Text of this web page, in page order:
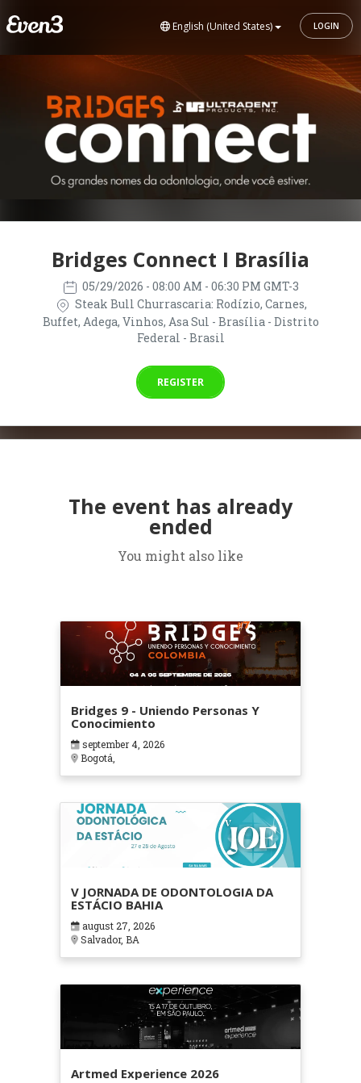
English (United States) LOGIN
Bridges Connect I Brasília
05/29/2026 - 08:00 AM - 06:30 PM GMT-3
Steak Bull Churrascaria: Rodízio, Carnes,
Buffet, Adega, Vinhos, Asa Sul - Brasília - Distrito
Federal - Brasil
REGISTER
The event has already
ended
You might also like
Bridges 9 - Uniendo Personas Y
Conocimiento
september 4, 2026
Bogotá,
V JORNADA DE ODONTOLOGIA DA
ESTÁCIO BAHIA
august 27, 2026
Salvador, BA
Artmed Experience 2026